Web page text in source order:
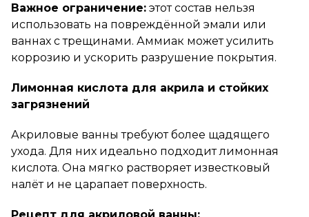
Важное ограничение: этот состав нельзя
использовать на повреждённой эмали или
ваннах с трещинами. Аммиак может усилить
коррозию и ускорить разрушение покрытия.
Лимонная кислота для акрила и стойких
загрязнений
Акриловые ванны требуют более щадящего
ухода. Для них идеально подходит лимонная
кислота. Она мягко растворяет известковый
налёт и не царапает поверхность.
Рецепт для акриловой ванны: